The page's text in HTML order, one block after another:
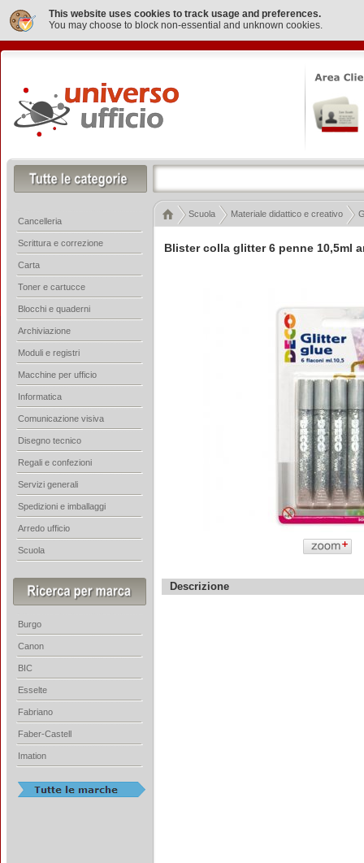
This website uses cookies to track usage and preferences.
You may choose to block non-essential and unknown cookies.
Blister colla glitter 6 penne 10,5ml
Descrizione
Scuola Materiale didattico e creativo
Cancelleria
Scrittura e correzione
Carta
Toner e cartucce
Blocchi e quaderni
Archiviazione
Moduli e registri
Macchine per ufficio
Informatica
Comunicazione visiva
Disegno tecnico
Regali e confezioni
Servizi generali
Spedizioni e imballaggi
Arredo ufficio
Scuola
Burgo
Canon
BIC
Esselte
Fabriano
Faber-Castell
Imation